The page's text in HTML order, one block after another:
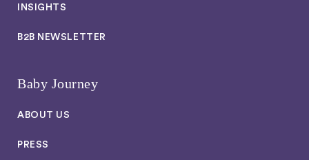
INSIGHTS
B2B NEWSLETTER
Baby Journey
ABOUT US
PRESS